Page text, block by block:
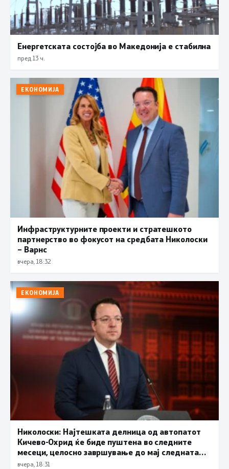
Енергетската состојба во Македонија е стабилна
пред 13 ч.
ЕКОНОМИЈА
Инфраструктурните проекти и стратешкото
партнерство во фокусот на средбата Николоски
– Варнс
вчера, 18:32
ЕКОНОМИЈА
Николоски: Најтешката делница од автопатот
Кичево-Охрид ќе биде пуштена во следните
месеци, целосно завршување до мај следната
година
вчера, 18:31